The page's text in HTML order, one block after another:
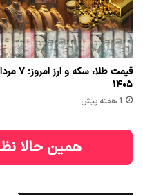
قیمت طلا، سکه و ارز
۱۴۰۵
1 هفته پیش
همین حالا